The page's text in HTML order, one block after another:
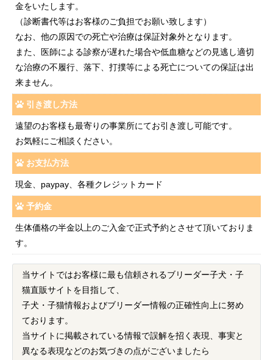
金をいたします。
（診断書代等はお客様のご負担でお願い致します）
なお、他の原因での死亡や治療は保証対象外となります。
また、医師による診察が遅れた場合や低血糖などの見逃し適切
な治療の不履行、落下、打撲等による死亡についての保証は出
来ません。
引き渡し方法
遠望のお客様も最寄りの事業所にてお引き渡し可能です。
お気軽にご相談ください。
お支払方法
現金、paypay、各種クレジットカード
予約金
生体価格の半金以上のご入金で正式予約とさせて頂いておりま
す。
当サイトではお客様に最も信頼されるブリーダー子犬・子
猫直販サイトを目指して、
子犬・子猫情報およびブリーダー情報の正確性向上に努め
ております。
当サイトに掲載されている情報で誤解を招く表現、事実と
異なる表現などのお気づきの点がございましたら